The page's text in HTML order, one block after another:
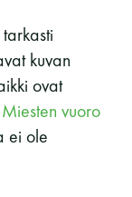
kuvan
ovat
Miesten vuoro
ei ole